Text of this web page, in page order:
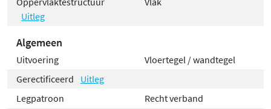
Uitleg
Algemeen
Uitvoering
Vloertegel / wandtegel
Gerectificeerd
Uitleg
Legpatroon
Recht verband